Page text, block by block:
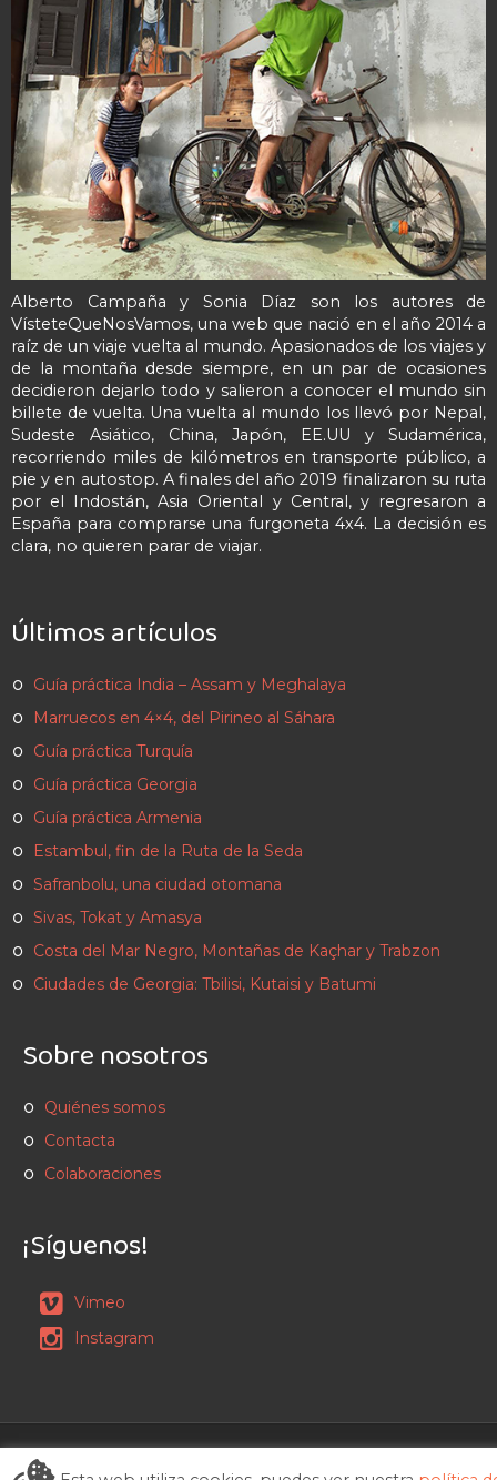
Alberto Campaña y Sonia Díaz son los autores de
VísteteQueNosVamos, una web que nació en el año 2014 a
raíz de un viaje vuelta al mundo. Apasionados de los viajes y
de la montaña desde siempre, en un par de ocasiones
decidieron dejarlo todo y salieron a conocer el mundo sin
billete de vuelta. Una vuelta al mundo los llevó por Nepal,
Sudeste Asiático, China, Japón, EE.UU y Sudamérica,
recorriendo miles de kilómetros en transporte público, a
pie y en autostop. A finales del año 2019 finalizaron su ruta
por el Indostán, Asia Oriental y Central, y regresaron a
España para comprarse una furgoneta 4x4. La decisión es
clara, no quieren parar de viajar.
Últimos artículos
Guía práctica India – Assam y Meghalaya
Marruecos en 4×4, del Pirineo al Sáhara
Guía práctica Turquía
Guía práctica Georgia
Guía práctica Armenia
Estambul, fin de la Ruta de la Seda
Safranbolu, una ciudad otomana
Sivas, Tokat y Amasya
Costa del Mar Negro, Montañas de Kaçhar y Trabzon
Ciudades de Georgia: Tbilisi, Kutaisi y Batumi
Sobre nosotros
Quiénes somos
Contacta
Colaboraciones
¡Síguenos!
Vimeo
Instagram
VísteteQueNosVamos 2014 - 2026